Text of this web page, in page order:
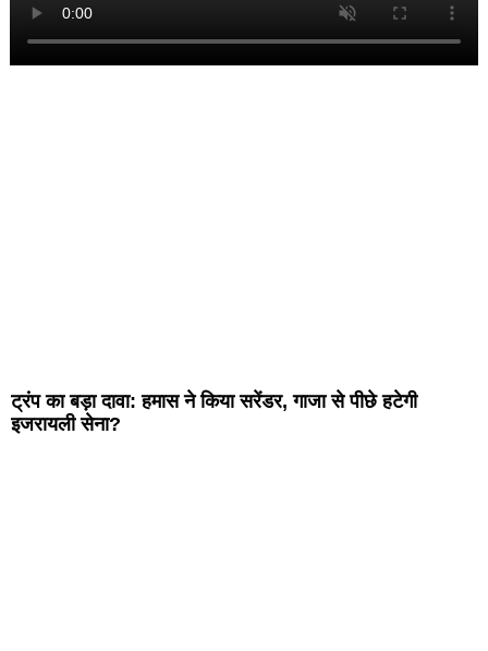
ट्रंप का बड़ा दावा: हमास ने किया सरेंडर, गाजा से पीछे हटेगी
इजरायली सेना?